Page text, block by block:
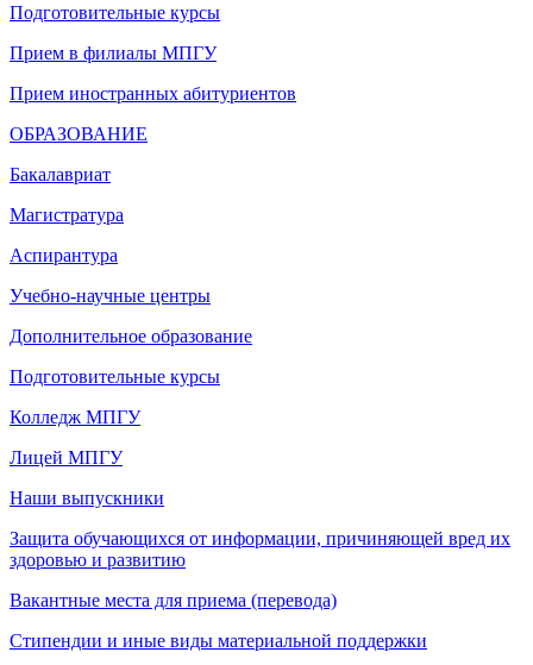
Подготовительные курсы
Прием в филиалы МПГУ
Прием иностранных абитуриентов
ОБРАЗОВАНИЕ
Бакалавриат
Магистратура
Аспирантура
Учебно-научные центры
Дополнительное образование
Подготовительные курсы
Колледж МПГУ
Лицей МПГУ
Наши выпускники
Защита обучающихся от информации, причиняющей вред их
здоровью и развитию
Вакантные места для приема (перевода)
Стипендии и иные виды материальной поддержки